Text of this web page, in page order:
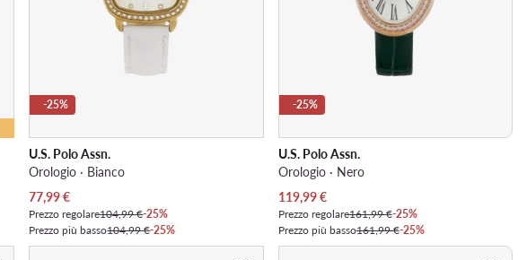
-25%
U.S. Polo Assn.
Orologio · Bianco
Prezzo attuale
77,99€
Prezzo regolare104,99 €-25%
Prezzo più basso104,99 €-25%
-25%
U.S. Polo Assn.
Orologio · Nero
Prezzo attuale
119,99€
Prezzo regolare161,99 €-25%
Prezzo più basso161,99 €-25%